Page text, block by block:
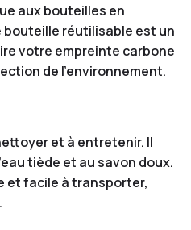
aux bouteilles en
réutilisable est un
votre empreinte carbone
de l’environnement.
et à entretenir. Il
tiède et au savon doux.
et facile à transporter,